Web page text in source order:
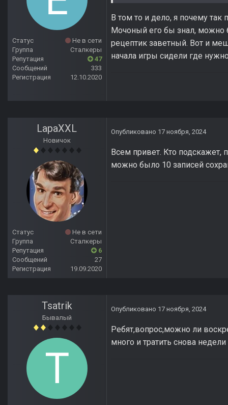
Статус
Не в сети
Группа
Сталкеры
Репутация
47
Сообщений
333
Регистрация
12.10.2020
В том то и дело, я почему так
Мочоный его бы знал, можно
рецептик заветный. Вот и
начала игры сидели где
LapaXXL
Новичок
Статус
Не в сети
Группа
Сталкеры
Репутация
6
Сообщений
27
Регистрация
19.09.2020
Опубликовано 17 ноября, 2024
Всем привет. Кто подскажет,
можно было 10 записей
Tsatrik
Бывалый
Опубликовано 17 ноября, 2024
Ребят,вопрос,можно ли
много и тратить снова